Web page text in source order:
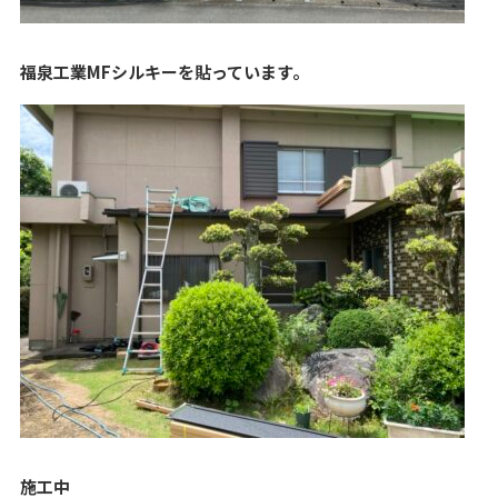
福泉工業MFシルキーを貼っています。
施工中